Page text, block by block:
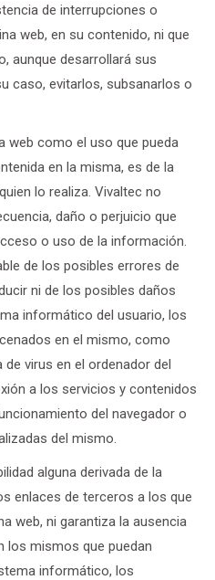
de interrupciones o
web, en su contenido, ni que
aunque desarrollará sus
caso, evitarlos, subsanarlos o
web como el uso que pueda
en la misma, es de la
lo realiza. Vivaltec no
daño o perjuicio que
o uso de la información.
de los posibles errores de
ni de los posibles daños
informático del usuario, los
en el mismo, como
virus en el ordenador del
a los servicios y contenidos
del navegador o
del mismo.
alguna derivada de la
enlaces de terceros a los que
web, ni garantiza la ausencia
los mismos que puedan
informático, los